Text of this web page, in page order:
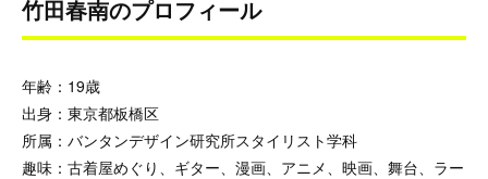
竹田春南のプロフィール
年齢：19歳
出身：東京都板橋区
所属：バンタンデザイン研究所スタイリスト学科
趣味：古着屋めぐり、ギター、漫画、アニメ、映画、舞台、ラー